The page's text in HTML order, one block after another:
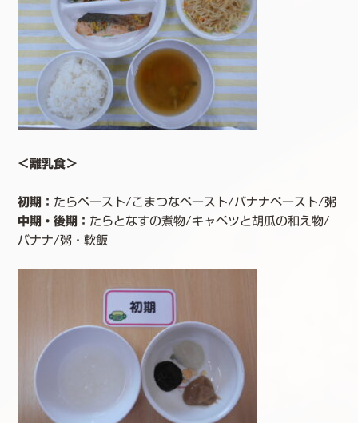
＜離乳食＞
初期： たらペースト/こまつなペースト/バナナペースト/粥
中期・後期 ： たらとなすの煮物/キャベツと胡瓜の和え物/
バナナ/粥・軟飯